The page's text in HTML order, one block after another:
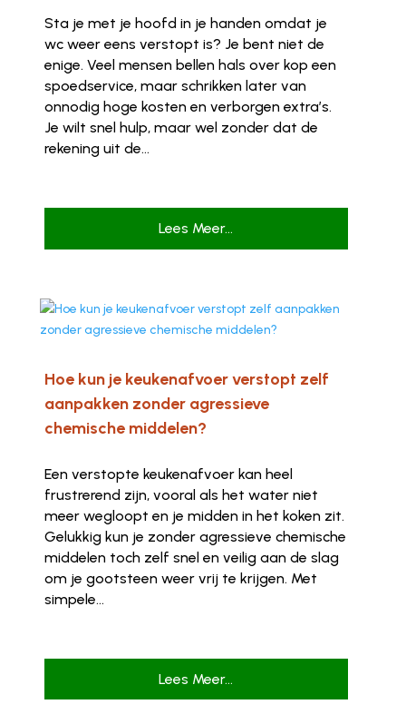
Sta je met je hoofd in je handen omdat je
wc weer eens verstopt is? Je bent niet de
enige. Veel mensen bellen hals over kop een
spoedservice, maar schrikken later van
onnodig hoge kosten en verborgen extra’s.
Je wilt snel hulp, maar wel zonder dat de
rekening uit de...
Lees Meer...
Hoe kun je keukenafvoer verstopt zelf
aanpakken zonder agressieve
chemische middelen?
Een verstopte keukenafvoer kan heel
frustrerend zijn, vooral als het water niet
meer wegloopt en je midden in het koken zit.
Gelukkig kun je zonder agressieve chemische
middelen toch zelf snel en veilig aan de slag
om je gootsteen weer vrij te krijgen. Met
simpele...
Lees Meer...